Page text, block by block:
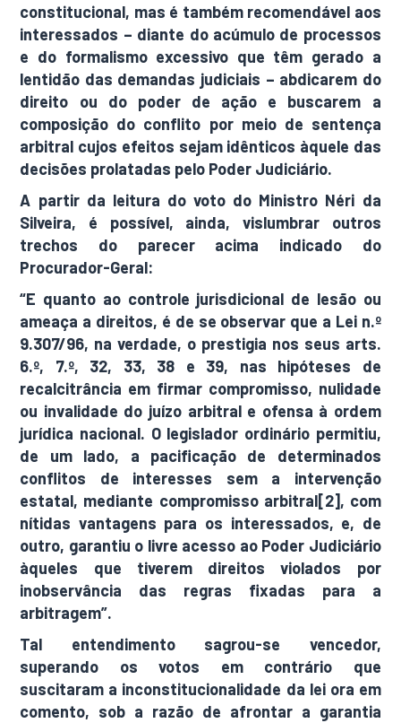
constitucional, mas é também recomendável aos
interessados – diante do acúmulo de processos
e do formalismo excessivo que têm gerado a
lentidão das demandas judiciais – abdicarem do
direito ou do poder de ação e buscarem a
composição do conflito por meio de sentença
arbitral cujos efeitos sejam idênticos àquele das
decisões prolatadas pelo Poder Judiciário.
A partir da leitura do voto do Ministro Néri da
Silveira, é possível, ainda, vislumbrar outros
trechos do parecer acima indicado do
Procurador-Geral:
“E quanto ao controle jurisdicional de lesão ou
ameaça a direitos, é de se observar que a Lei n.º
9.307/96, na verdade, o prestigia nos seus arts.
6.º, 7.º, 32, 33, 38 e 39, nas hipóteses de
recalcitrância em firmar compromisso, nulidade
ou invalidade do juízo arbitral e ofensa à ordem
jurídica nacional. O legislador ordinário permitiu,
de um lado, a pacificação de determinados
conflitos de interesses sem a intervenção
estatal, mediante compromisso arbitral[2], com
nítidas vantagens para os interessados, e, de
outro, garantiu o livre acesso ao Poder Judiciário
àqueles que tiverem direitos violados por
inobservância das regras fixadas para a
arbitragem”.
Tal entendimento sagrou-se vencedor,
superando os votos em contrário que
suscitaram a inconstitucionalidade da lei ora em
comento, sob a razão de afrontar a garantia